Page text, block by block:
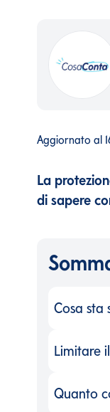
Aggiornato al
La
di sapere
Cosa
Cosa sta
Limitare
Limitare
Quanto
Quanto